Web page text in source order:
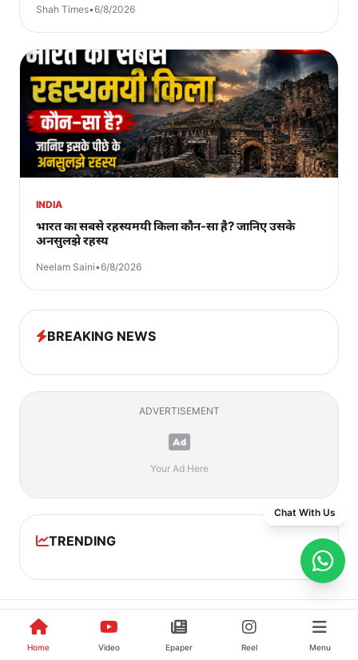
Shah Times•6/8/2026
INDIA
भारत का सबसे रहस्यमयी किला कौन-सा है? जानिए उसके
अनसुलझे रहस्य
Neelam Saini•6/8/2026
BREAKING NEWS
ADVERTISEMENT
Your Ad Here
TRENDING
आज का ई-पेपर पूरा ई-पेपर देखें →
Home Video Epaper Reel Menu
Chat With Us